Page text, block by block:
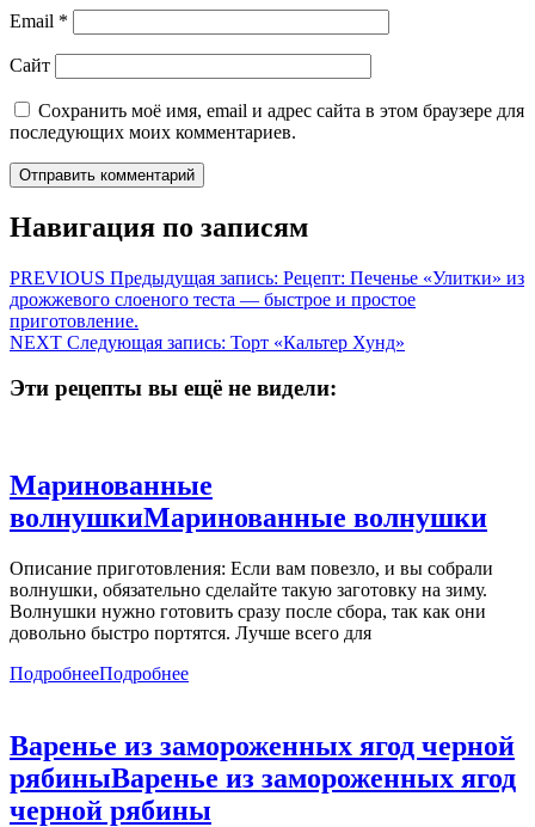
Email *
Сайт
Сохранить моё имя, email и адрес сайта в этом браузере для
последующих моих комментариев.
Навигация по записям
PREVIOUS Предыдущая запись: Рецепт: Печенье «Улитки» из
дрожжевого слоеного теста — быстрое и простое
приготовление.
NEXT Следующая запись: Торт «Кальтер Хунд»
Эти рецепты вы ещё не видели:
Маринованные
волнушкиМаринованные волнушки
Описание приготовления: Если вам повезло, и вы собрали
волнушки, обязательно сделайте такую заготовку на зиму.
Волнушки нужно готовить сразу после сбора, так как они
довольно быстро портятся. Лучше всего для
ПодробнееПодробнее
Варенье из замороженных ягод черной
рябиныВаренье из замороженных ягод
черной рябины